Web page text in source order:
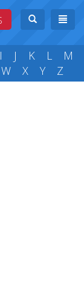
I J K L
M
W X Y Z